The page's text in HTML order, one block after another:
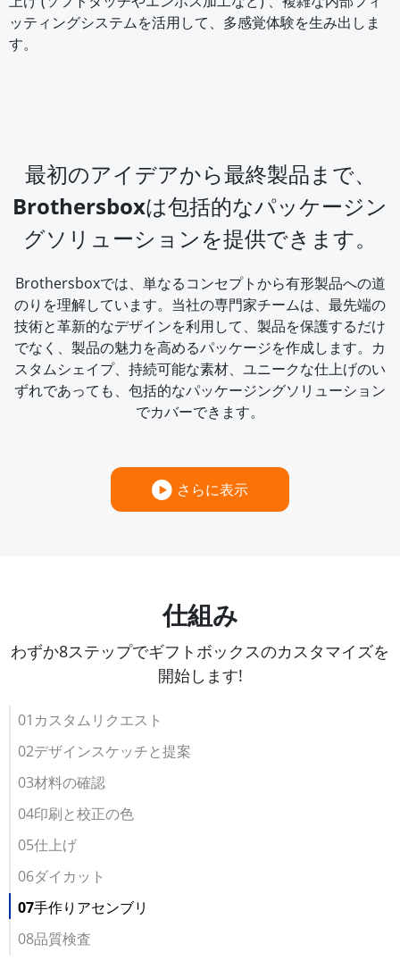
ッティングシステムを活用して、多感覚体験を生み出しま
す。
最初のアイデアから最終製品まで、
Brothersboxは包括的なパッケージン
グソリューションを提供できます。
Brothersboxでは、単なるコンセプトから有形製品への道
のりを理解しています。当社の専門家チームは、最先端の
技術と革新的なデザインを利用して、製品を保護するだけ
でなく、製品の魅力を高めるパッケージを作成します。カ
スタムシェイプ、持続可能な素材、ユニークな仕上げのい
ずれであっても、包括的なパッケージングソリューション
でカバーできます。
さらに表示
仕組み
わずか8ステップでギフトボックスのカスタマイズを
開始します!
01カスタムリクエスト
02デザインスケッチと提案
03材料の確認
04印刷と校正の色
05仕上げ
06ダイカット
07手作りアセンブリ
08品質検査